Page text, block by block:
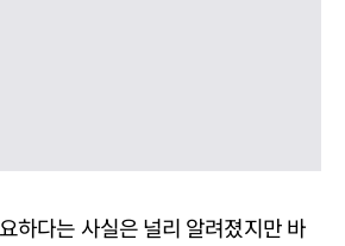
하다는 사실은 널리 알려졌지만 바